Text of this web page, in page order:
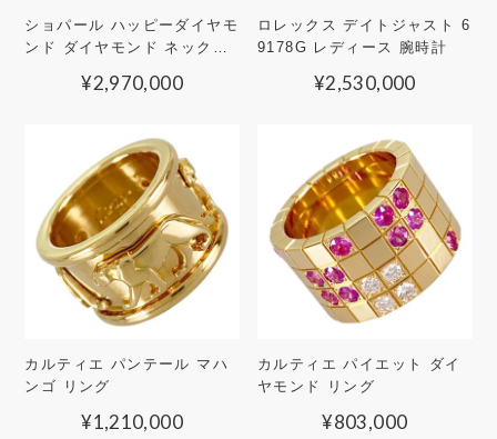
ショパール ハッピーダイヤモ
ンド ダイヤモンド ネックレ
¥2,970,000
ロレックス デイトジャスト 6
9178G レディース 腕時計
¥2,530,000
カルティエ パンテール マハ
ンゴ リング
¥1,210,000
カルティエ パイエット ダイ
ヤモンド リング
¥803,000